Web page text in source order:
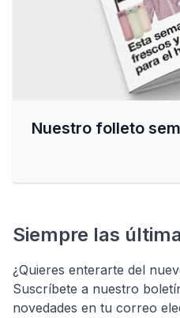
Nuestro folleto
Siempre las
¿Quieres enterarte del
Suscríbete a nuestro
novedades en tu correo